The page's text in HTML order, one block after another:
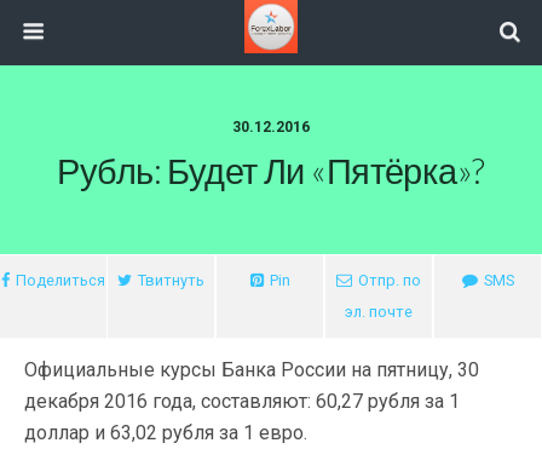
30.12.2016
Рубль: Будет Ли «пятёрка»?
Поделиться Твитнуть Pin
Отпр. по
эл. почте
SMS
Официальные курсы Банка России на пятницу, 30
декабря 2016 года, составляют: 60,27 рубля за 1
доллар и 63,02 рубля за 1 евро.